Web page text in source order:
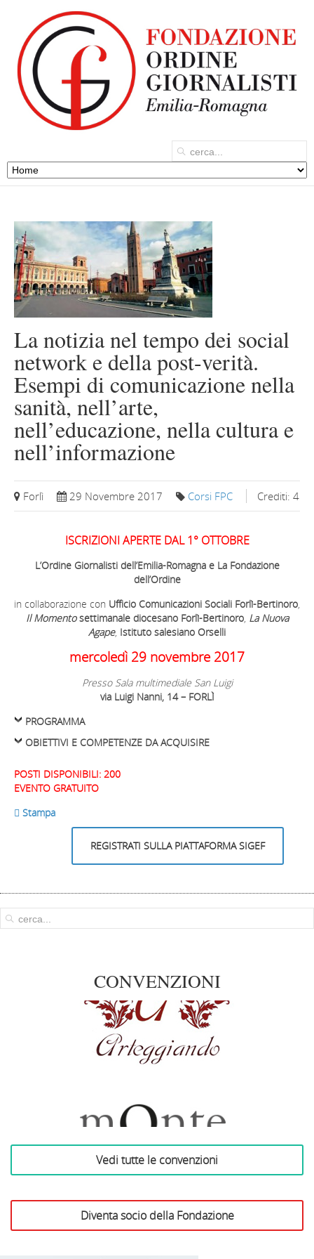
La notizia nel tempo dei social
network e della post-verità.
Esempi di comunicazione nella
sanità, nell’arte,
nell’educazione, nella cultura e
nell’informazione
Forlì 29 Novembre 2017 Corsi FPC Crediti: 4
ISCRIZIONI APERTE DAL 1° OTTOBRE
L’Ordine Giornalisti dell’Emilia-Romagna e La Fondazione
dell’Ordine
in collaborazione con Ufficio Comunicazioni Sociali Forlì-Bertinoro,
Il Momentosettimanale diocesano Forlì-Bertinoro, La Nuova
Agape, Istituto salesiano Orselli
mercoledì 29 novembre 2017
Presso Sala multimediale San Luigi
via Luigi Nanni, 14 – FORLÌ
PROGRAMMA
OBIETTIVI E COMPETENZE DA ACQUISIRE
POSTI DISPONIBILI: 200
EVENTO GRATUITO
REGISTRATI SULLA PIATTAFORMA SIGEF
 Stampa
CONVENZIONI
Azienda Vinicola Monte
delle Vigne
Vedi tutte le convenzioni
Diventa socio della Fondazione